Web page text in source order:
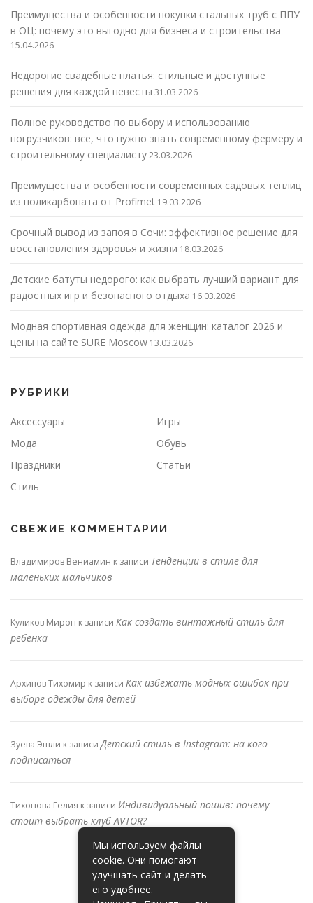
Преимущества и особенности покупки стальных труб с ППУ
в ОЦ: почему это выгодно для бизнеса и строительства
15.04.2026
Недорогие свадебные платья: стильные и доступные
решения для каждой невесты 31.03.2026
Полное руководство по выбору и использованию
погрузчиков: все, что нужно знать современному фермеру и
строительному специалисту23.03.2026
Преимущества и особенности современных садовых теплиц
из поликарбоната от Profimet 19.03.2026
Срочный вывод из запоя в Сочи: эффективное решение для
восстановления здоровья и жизни 18.03.2026
Детские батуты недорого: как выбрать лучший вариант для
радостных игр и безопасного отдыха 16.03.2026
Модная спортивная одежда для женщин: каталог 2026 и
цены на сайте SURE Moscow 13.03.2026
РУБРИКИ
Аксессуары
Игры
Мода
Обувь
Праздники
Статьи
Стиль
СВЕЖИЕ КОММЕНТАРИИ
Владимиров Вениамин к записи Тенденции в стиле для
маленьких мальчиков
Куликов Мирон к записи Как создать винтажный стиль для
ребенка
Архипов Тихомир к записи Как избежать модных ошибок при
выборе одежды для детей
Зуева Эшли к записиДетский стиль в Instagram: на кого
подписаться
Тихонова Гелия к записи Индивидуальный пошив: почему
стоит выбрать клуб AVTOR?
Мы используем файлы
cookie. Они помогают
улучшать сайт и делать
его удобнее.